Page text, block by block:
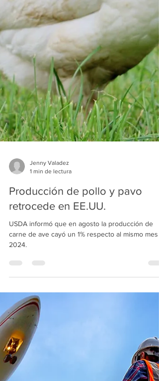
Jenny Valadez
1 min de lectura
Producción de pollo y pavo
retrocede en EE.UU.
USDA informó que en agosto la producción de
carne de ave cayó un 1% respecto al mismo mes
2024.